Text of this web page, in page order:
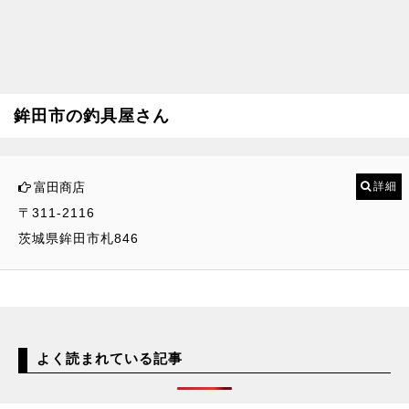
鉾田市の釣具屋さん
富田商店
〒311-2116
茨城県鉾田市札846
詳細
よく読まれている記事